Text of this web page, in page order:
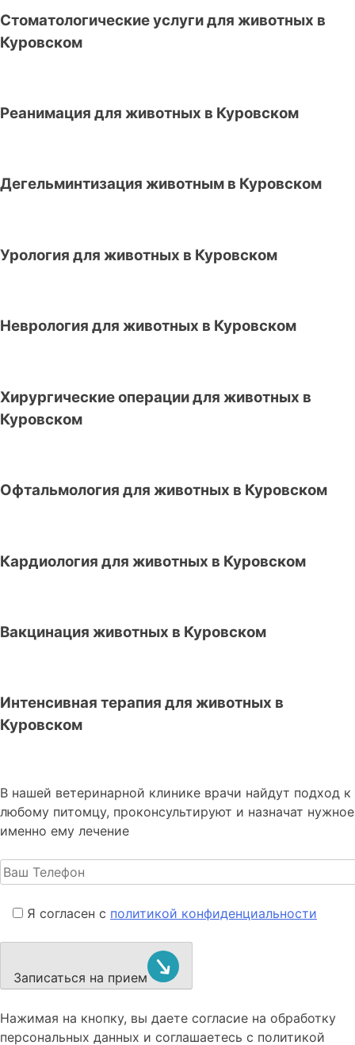
Стоматологические услуги для животных в
Куровском
Реанимация для животных в Куровском
Дегельминтизация животным в Куровском
Урология для животных в Куровском
Неврология для животных в Куровском
Хирургические операции для животных в
Куровском
Офтальмология для животных в Куровском
Кардиология для животных в Куровском
Вакцинация животных в Куровском
Интенсивная терапия для животных в
Куровском
В нашей ветеринарной клинике врачи найдут подход к
любому питомцу, проконсультируют и назначат нужное
именно ему лечение
Я согласен с политикой конфиденциальности
Записаться на прием
Нажимая на кнопку, вы даете согласие на обработку
персональных данных и соглашаетесь c политикой